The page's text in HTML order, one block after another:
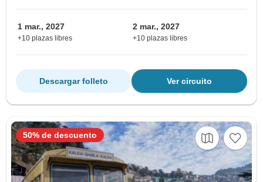
1 mar., 2027
+10 plazas libres
2 mar., 2027
+10 plazas libres
Ver circuito
Descargar folleto
50% de descuento